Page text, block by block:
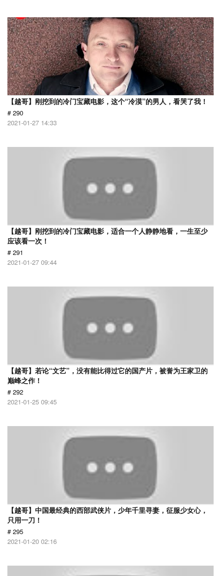
【越哥】刚挖到的冷门宝藏电影，这个“冷漠”的男人，看哭了我！
# 290
2021-01-27 14:33
【越哥】刚挖到的冷门宝藏电影，适合一个人静静地看，一生至少
应该看一次！
# 291
2021-01-27 09:44
【越哥】若论“文艺”，没有能比得过它的国产片，被誉为王家卫的
巅峰之作！
# 292
2021-01-25 09:45
【越哥】中国最经典的西部武侠片，少年千里寻妻，征服少女心，
只用一刀！
# 295
2021-01-20 02:16